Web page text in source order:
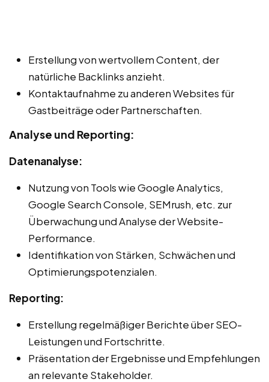
Erstellung von wertvollem Content, der
natürliche Backlinks anzieht.
Kontaktaufnahme zu anderen Websites für
Gastbeiträge oder Partnerschaften.
Analyse und Reporting:
Datenanalyse:
Nutzung von Tools wie Google Analytics,
Google Search Console, SEMrush, etc. zur
Überwachung und Analyse der Website-
Performance.
Identifikation von Stärken, Schwächen und
Optimierungspotenzialen.
Reporting:
Erstellung regelmäßiger Berichte über SEO-
Leistungen und Fortschritte.
Präsentation der Ergebnisse und Empfehlungen
an relevante Stakeholder.